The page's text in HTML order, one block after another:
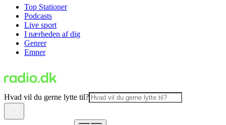
Top Stationer
Podcasts
Live sport
I nærheden af dig
Genrer
Emner
Hvad vil du gerne lytte til?